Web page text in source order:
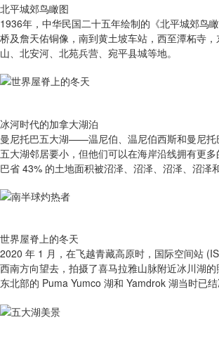
北平城郊鸟瞰图
1936年，中华民国二十五年绘制的《北平城郊鸟
桥及詹天佑铜像，南到黄土坡车站，西至潭柘寺
山、北安河、北苑兵营、宛平县城等地。
冰河时代的加拿大湖泊
曼尼托巴五大湖——温尼伯、温尼伯西斯和曼尼
五大湖邻居要小，但他们可以在海岸沿线拥有更
巴省 43% 的土地面积被沼泽、沼泽、沼泽、沼泽
世界屋脊上的冬天
2020 年 1 月，在飞越青藏高原时，国际空间站
西南方向望去，拍摄了喜马拉雅山脉附近冰川湖
东北部的 Puma Yumco 湖和 Yamdrok 湖当时已结